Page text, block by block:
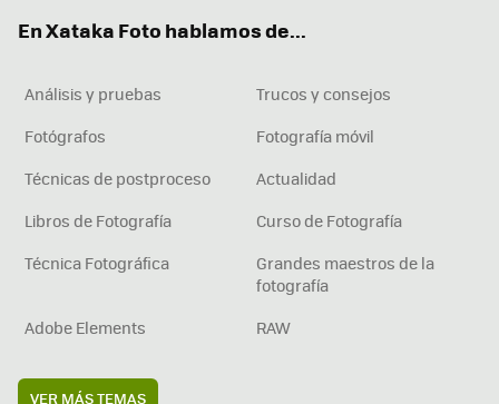
En Xataka Foto hablamos de...
Análisis y pruebas
Trucos y consejos
Fotógrafos
Fotografía móvil
Técnicas de postproceso
Actualidad
Libros de Fotografía
Curso de Fotografía
Técnica Fotográfica
Grandes maestros de la
fotografía
Adobe Elements
RAW
VER MÁS TEMAS